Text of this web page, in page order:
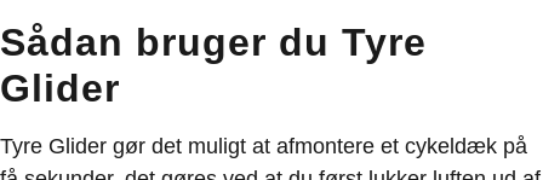
Sådan bruger du Tyre
Glider
Tyre Glider gør det muligt at afmontere et cykeldæk på